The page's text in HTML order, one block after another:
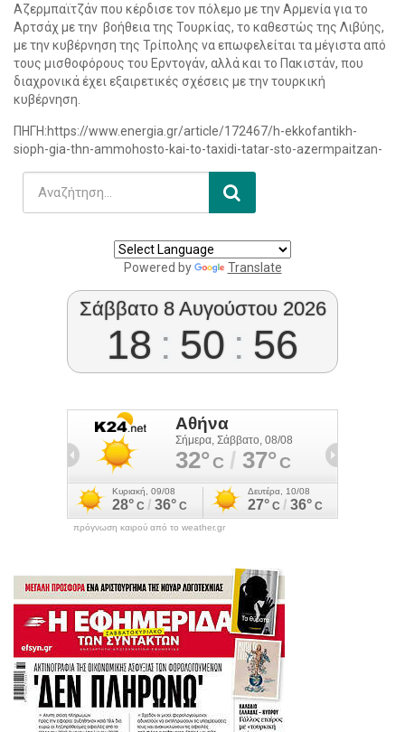
Αζερμπαϊτζάν που κέρδισε τον πόλεμο με την Αρμενία για το
Αρτσάχ με την βοήθεια της Τουρκίας, το καθεστώς της Λιβύης,
με την κυβέρνηση της Τρίπολης να επωφελείται τα μέγιστα από
τους μισθοφόρους του Ερντογάν, αλλά και το Πακιστάν, που
διαχρονικά έχει εξαιρετικές σχέσεις με την τουρκική
κυβέρνηση.
ΠΗΓΗ:https://www.energia.gr/article/172467/h-ekkofantikh-
sioph-gia-thn-ammohosto-kai-to-taxidi-tatar-sto-azermpaitzan-
Powered by Translate
Σάββατο 8 Αυγούστου 2026
18 : 50 : 57
πρόγνωση καιρού από το weather.gr